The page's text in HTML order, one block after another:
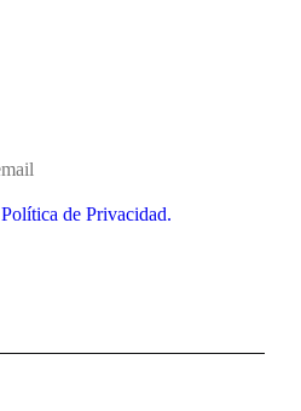
Política de Privacidad.